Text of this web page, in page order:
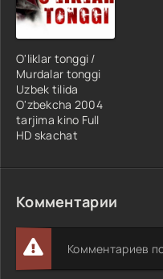
O'liklar tonggi /
Murdalar tonggi
Uzbek tilida
O'zbekcha 2004
tarjima kino Full
HD skachat
Комментарии
Комментариев